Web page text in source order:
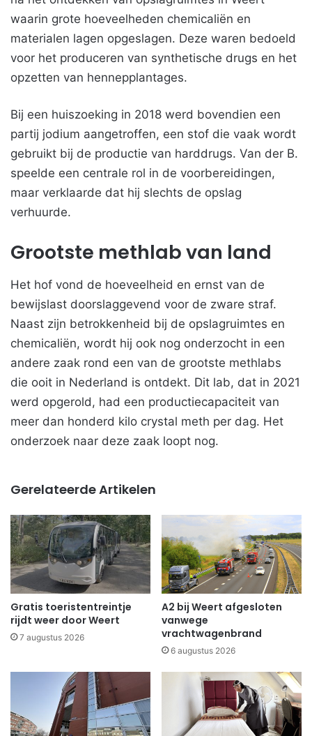
waarin grote hoeveelheden chemicaliën en
materialen lagen opgeslagen. Deze waren bedoeld
voor het produceren van synthetische drugs en het
opzetten van hennepplantages.
Bij een huiszoeking in 2018 werd bovendien een
partij jodium aangetroffen, een stof die vaak wordt
gebruikt bij de productie van harddrugs. Van der B.
speelde een centrale rol in de voorbereidingen,
maar verklaarde dat hij slechts de opslag
verhuurde.
Grootste methlab van land
Het hof vond de hoeveelheid en ernst van de
bewijslast doorslaggevend voor de zware straf.
Naast zijn betrokkenheid bij de opslagruimtes en
chemicaliën, wordt hij ook nog onderzocht in een
andere zaak rond een van de grootste methlabs
die ooit in Nederland is ontdekt. Dit lab, dat in 2021
werd opgerold, had een productiecapaciteit van
meer dan honderd kilo crystal meth per dag. Het
onderzoek naar deze zaak loopt nog.
Gerelateerde Artikelen
Gratis toeristentreintje
rijdt weer door Weert
7 augustus 2026
A2 bij Weert afgesloten
vanwege
vrachtwagenbrand
6 augustus 2026